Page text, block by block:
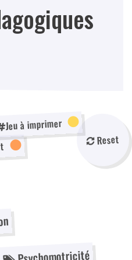
Jeu à imprimer
Reset